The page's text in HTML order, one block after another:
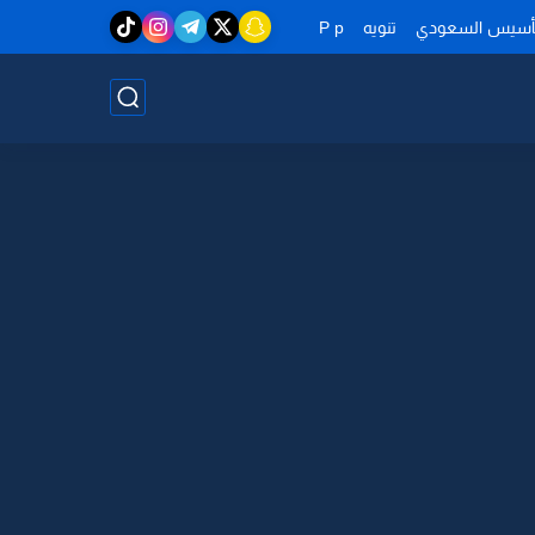
السعودي تنويه P p